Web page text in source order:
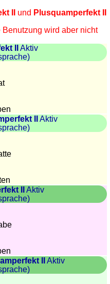
II und Plusquamperfekt II
wird aber nicht
II
Aktiv
II
Aktiv
II
Aktiv
II
Aktiv